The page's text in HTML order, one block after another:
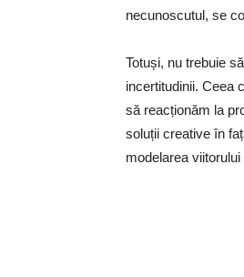
necunoscutul, se
Totuși, nu trebuie
incertitudinii. Ceea
să reacționăm la
soluții creative în
modelarea viitorului